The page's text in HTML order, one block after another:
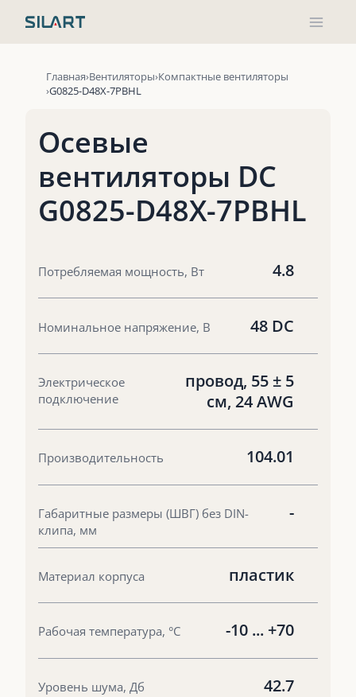
Главная Вентиляторы Компактные вентиляторы
G0825-D48X-7PBHL
Осевые
вентиляторы DC
G0825-D48X-7PBHL
Потребляемая мощность, Вт 4.8
Номинальное напряжение, В 48 DC
Электрическое
подключение
провод, 55 ± 5
см, 24 AWG
Производительность 104.01
Габаритные размеры (ШВГ) без DIN-
клипа, мм
-
Материал корпуса пластик
Рабочая температура, °С -10 ... +70
Уровень шума, Дб 42.7